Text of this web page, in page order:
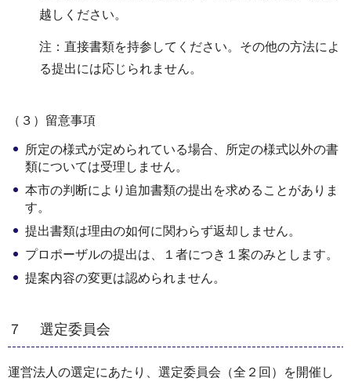
越しください。
注：直接書類を持参してください。その他の方法によ
る提出には応じられません。
（３）留意事項
所定の様式が定められている場合、所定の様式以外の書
類については受理しません。
本市の判断により追加書類の提出を求めることがありま
す。
提出書類は理由の如何に関わらず返却しません。
プロポーザルの提出は、１者につき１案のみとします。
提案内容の変更は認められません。
７ 選定委員会
運営法人の選定にあたり、選定委員会（全２回）を開催し